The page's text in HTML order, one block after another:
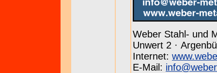
Weber Stahl- und
Unwert 2 ·
Internet:
E-Mail: